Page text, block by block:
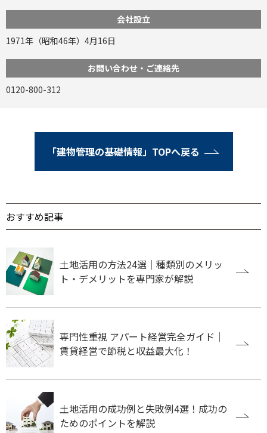
会社設立
1971年（昭和46年）4月16日
お問い合わせ・ご連絡先
0120-800-312
「建物管理の基礎情報」TOPへ戻る
おすすめ記事
土地活用の方法24選｜種類別のメリッ
ト・デメリットを専門家が解説
専門性重視 アパート経営完全ガイド｜
賃貸経営で節税と収益最大化！
土地活用の成功例と失敗例4選！成功の
ためのポイントを解説